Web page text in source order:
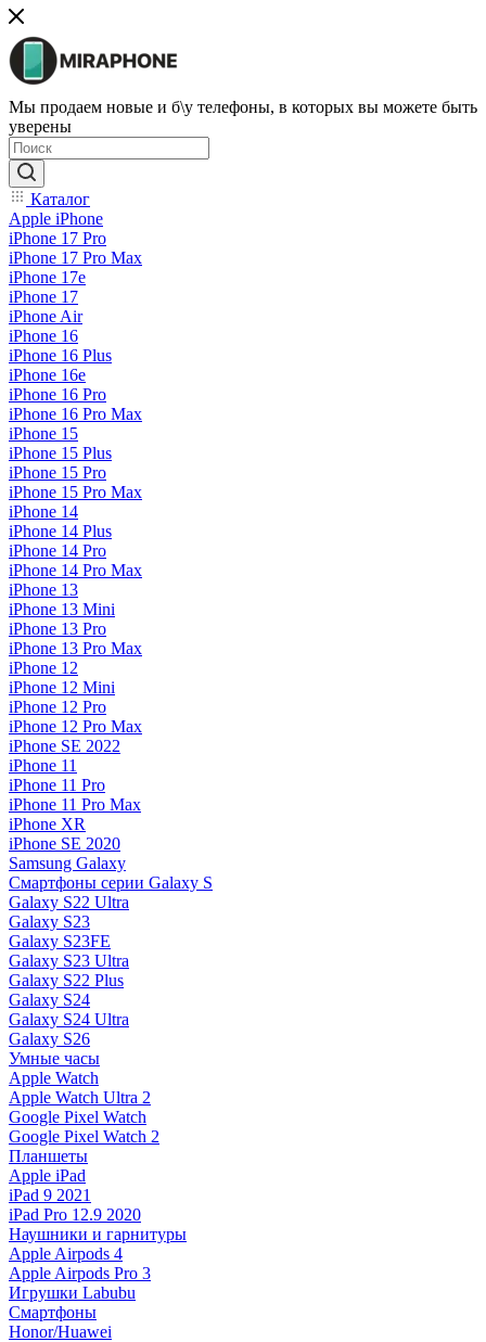
Мы продаем новые и б\у телефоны, в которых вы можете быть
уверены
Каталог
Apple iPhone
iPhone 17 Pro
iPhone 17 Pro Max
iPhone 17e
iPhone 17
iPhone Air
iPhone 16
iPhone 16 Plus
iPhone 16e
iPhone 16 Pro
iPhone 16 Pro Max
iPhone 15
iPhone 15 Plus
iPhone 15 Pro
iPhone 15 Pro Max
iPhone 14
iPhone 14 Plus
iPhone 14 Pro
iPhone 14 Pro Max
iPhone 13
iPhone 13 Mini
iPhone 13 Pro
iPhone 13 Pro Max
iPhone 12
iPhone 12 Mini
iPhone 12 Pro
iPhone 12 Pro Max
iPhone SE 2022
iPhone 11
iPhone 11 Pro
iPhone 11 Pro Max
iPhone XR
iPhone SE 2020
Samsung Galaxy
Смартфоны серии Galaxy S
Galaxy S22 Ultra
Galaxy S23
Galaxy S23FE
Galaxy S23 Ultra
Galaxy S22 Plus
Galaxy S24
Galaxy S24 Ultra
Galaxy S26
Умные часы
Apple Watch
Apple Watch Ultra 2
Google Pixel Watch
Google Pixel Watch 2
Планшеты
Apple iPad
iPad 9 2021
iPad Pro 12.9 2020
Наушники и гарнитуры
Apple Airpods 4
Apple Airpods Pro 3
Игрушки Labubu
Смартфоны
Honor/Huawei